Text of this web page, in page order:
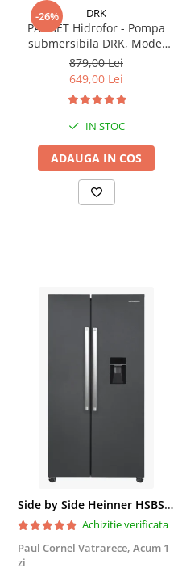
-26% DRK
PACHET Hidrofor - Pompa
submersibila DRK, Model
4STM4-8, putere 1.8 kW,
debit 5m3/h, 8 turbine +
Presostat electronic DRK,
Model PC-58, 1kW, 220 V, 10
Bar
879,00 Lei
649,00 Lei
IN STOC
ADAUGA IN COS
Side by Side Heinner HSBS-HM439NFINVDGWDE++, Total No Frost, Compresor Inverter, Dozator Apa, Display Touch LED, 439 L, Clasa E, Gri Antracit Texturat
Achizitie verificata
Paul Cornel Vatrarece, Acum 1
zi